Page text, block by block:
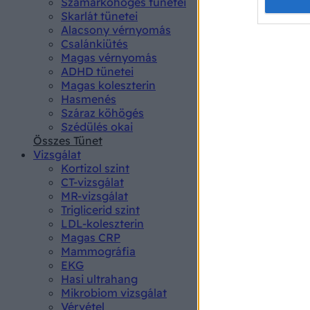
Skarlát tünetei
Alacsony vérnyomás
Csalánkiütés
Magas vérnyomás
ADHD tünetei
Magas koleszterin
Hasmenés
Száraz köhögés
Szédülés okai
Összes Tünet
Vizsgálat
Kortizol szint
CT-vizsgálat
MR-vizsgálat
Triglicerid szint
LDL-koleszterin
Magas CRP
Mammográfia
EKG
Hasi ultrahang
Mikrobiom vizsgálat
Vérvétel